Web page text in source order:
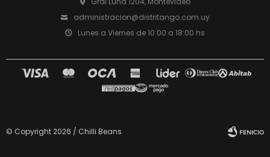
administracion@distritango.com.uy
Lunes a Viernes de 10:00 a 18:00 hs
© Copyright 2026 / Chilli Beans